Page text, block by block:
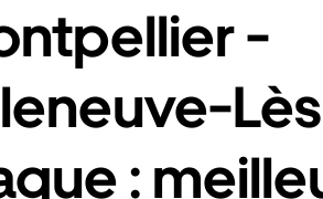
-
: